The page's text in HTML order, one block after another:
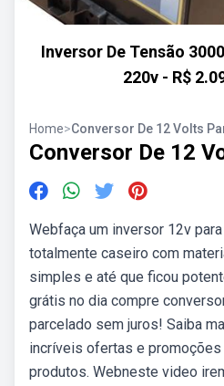
Inversor De Tensão
220v - R$
Home>Conversor De 12 Volts
Conversor De 12
Webfaça um inversor 12v
totalmente caseiro com
simples e até que ficou
grátis no dia compre
parcelado sem juros! Saiba
incríveis ofertas e
produtos. Webneste video